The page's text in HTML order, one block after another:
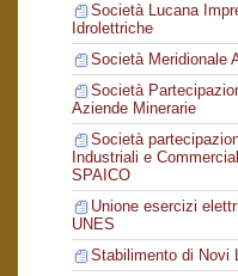
Società Lucana
Idrolettriche
Società Meridionale
Società
Aziende Minerarie
Società
Industriali e
SPAICO
Unione esercizi
UNES
Stabilimento di Novi